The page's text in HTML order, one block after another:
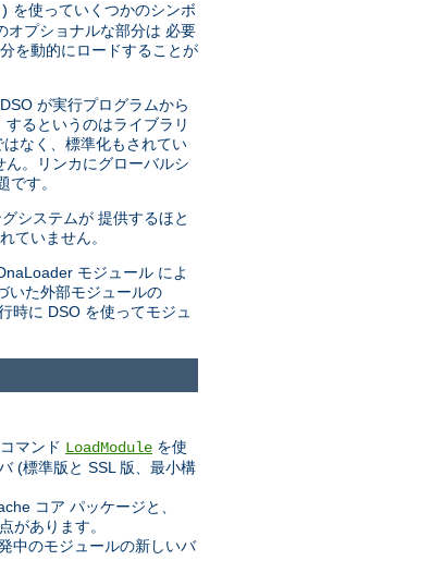
を使っていくつかのシンボ
オプショナルな部分は 必要
を動的にロードすることが
が実行プログラムから
るというのはライブラリ
なく、標準化もされてい
。リンカにグローバルシ
す。
システムが 提供するほと
ていません。
モジュール によ
いた外部モジュールの
時に DSO を使ってモジュ
マンド LoadModule を使
(標準版と SSL 版、最小構
コア パッケージと、
があります。
中のモジュールの新しいバ